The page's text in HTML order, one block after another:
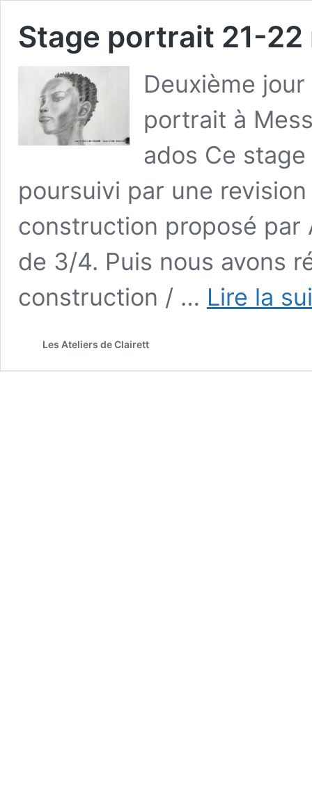
Stage portrait 21-
Deuxième
portrait à
ados Ce
poursuivi par une
construction proposé par
de 3/4. Puis nous avons
construction / … Lire la
Les Ateliers de Clairett